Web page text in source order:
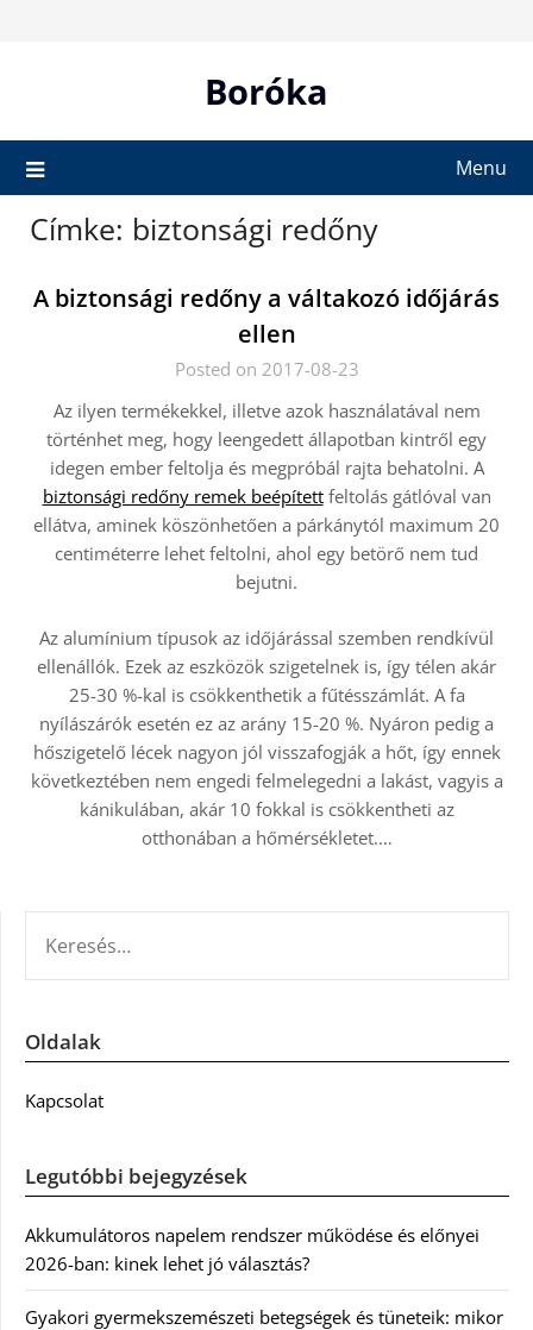
Boróka
Menu
Címke: biztonsági redőny
A biztonsági redőny a váltakozó időjárás
ellen
Posted on 2017-08-23
Az ilyen termékekkel, illetve azok használatával nem
történhet meg, hogy leengedett állapotban kintről egy
idegen ember feltolja és megpróbál rajta behatolni. A
biztonsági redőny remek beépítettfeltolás gátlóval van
ellátva, aminek köszönhetően a párkánytól maximum 20
centiméterre lehet feltolni, ahol egy betörő nem tud
bejutni.
Az alumínium típusok az időjárással szemben rendkívül
ellenállók. Ezek az eszközök szigetelnek is, így télen akár
25-30 %-kal is csökkenthetik a fűtésszámlát. A fa
nyílászárók esetén ez az arány 15-20 %. Nyáron pedig a
hőszigetelő lécek nagyon jól visszafogják a hőt, így ennek
következtében nem engedi felmelegedni a lakást, vagyis a
kánikulában, akár 10 fokkal is csökkentheti az
otthonában a hőmérsékletet.…
Oldalak
Kapcsolat
Legutóbbi bejegyzések
Akkumulátoros napelem rendszer működése és előnyei
2026-ban: kinek lehet jó választás?
Gyakori gyermekszemészeti betegségek és tüneteik: mikor